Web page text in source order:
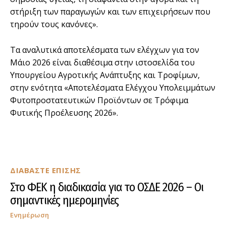
ΔΙΑΒΑΣΤΕ ΕΠΙΣΗΣ
Στο ΦΕΚ η διαδικασία για το ΟΣΔΕ 2026 – Οι
σημαντικές ημερομηνίες
Ενημέρωση
στήριξη των παραγωγών και των επιχειρήσεων που
τηρούν τους κανόνες».
Τα αναλυτικά αποτελέσματα των ελέγχων για τον
Μάιο 2026 είναι διαθέσιμα στην ιστοσελίδα του
Υπουργείου Αγροτικής Ανάπτυξης και Τροφίμων,
στην ενότητα «Αποτελέσματα Ελέγχου Υπολειμμάτων
Φυτοπροστατευτικών Προϊόντων σε Τρόφιμα
Φυτικής Προέλευσης 2026».